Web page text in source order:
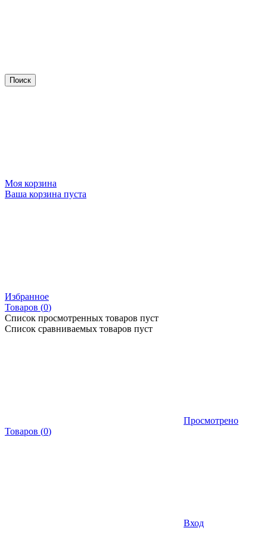
Моя корзина
Ваша корзина пуста
Избранное
Товаров (0)
Список просмотренных товаров пуст
Список сравниваемых товаров пуст
Просмотрено
Товаров (0)
Вход